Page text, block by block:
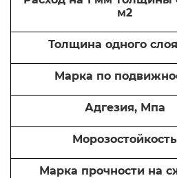
м2
Толщина одного
Марка по
Адгезия, Мпа
Морозостойкость
Марка прочности на